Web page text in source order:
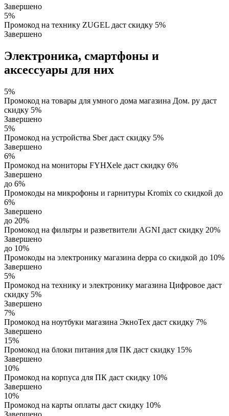
Завершено
5%
Промокод на технику ZUGEL даст скидку 5%
Завершено
Электроника, смартфоны и
аксессуары для них
5%
Промокод на товары для умного дома магазина Дом. ру даст
скидку 5%
Завершено
5%
Промокод на устройства Sber даст скидку 5%
Завершено
6%
Промокод на мониторы FYHXele даст скидку 6%
Завершено
до 6%
Промокоды на микрофоны и гарнитуры Kromix со скидкой до
6%
Завершено
до 20%
Промокод на фильтры и разветвители AGNI даст скидку 20%
Завершено
до 10%
Промокоды на электронику магазина deppa со скидкой до 10%
Завершено
5%
Промокод на технику и электронику магазина Цифровое даст
скидку 5%
Завершено
7%
Промокод на ноутбуки магазина ЭкноТех даст скидку 7%
Завершено
15%
Промокод на блоки питания для ПК даст скидку 15%
Завершено
10%
Промокод на корпуса для ПК даст скидку 10%
Завершено
10%
Промокод на карты оплаты даст скидку 10%
Завершено